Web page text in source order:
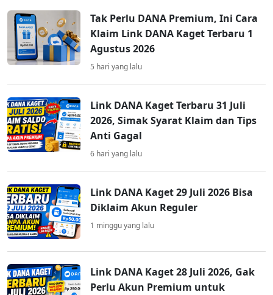
Tak Perlu DANA Premium, Ini Cara
Klaim Link DANA Kaget Terbaru 1
Agustus 2026
5 hari yang lalu
Link DANA Kaget Terbaru 31 Juli
2026, Simak Syarat Klaim dan Tips
Anti Gagal
6 hari yang lalu
Link DANA Kaget 29 Juli 2026 Bisa
Diklaim Akun Reguler
1 minggu yang lalu
Link DANA Kaget 28 Juli 2026, Gak
Perlu Akun Premium untuk